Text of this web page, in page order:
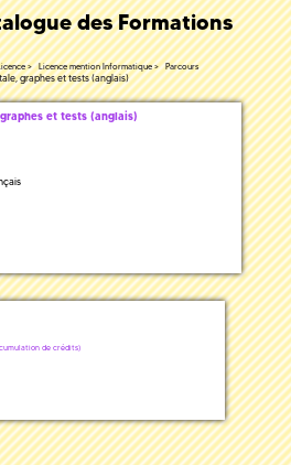
des Formations
Licence mention Informatique
Parcours
graphes et tests (anglais)
et tests (anglais)
de crédits)